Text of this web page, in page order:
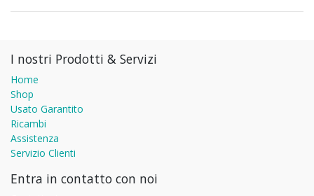
I nostri Prodotti & Servizi
Home
Shop
Usato Garantito
Ricambi
Assistenza
Servizio Clienti
Entra in contatto con noi